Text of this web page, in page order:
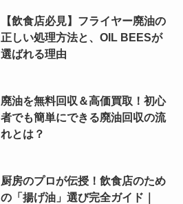
【飲食店必見】フライヤー廃油の
正しい処理方法と、OIL BEESが
選ばれる理由
廃油を無料回収＆高価買取！初心
者でも簡単にできる廃油回収の流
れとは？
厨房のプロが伝授！飲食店のため
の「揚げ油」選び完全ガイド｜